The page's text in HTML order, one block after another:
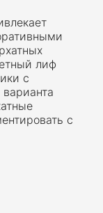
лиф
с
с